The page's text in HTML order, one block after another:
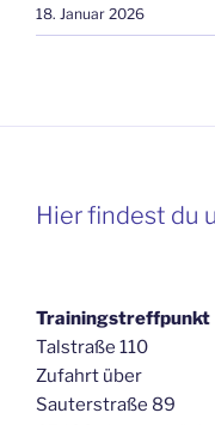
18. Januar 2026
Hier findest du
Trainingstreffpunkt
Talstraße 110
Zufahrt über
Sauterstraße 89